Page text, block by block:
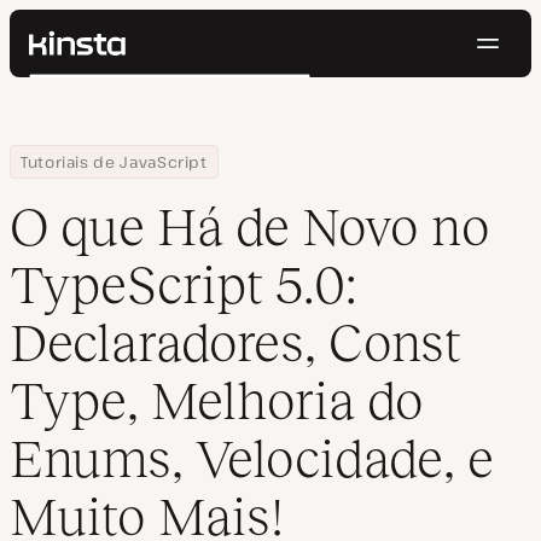
Kinsta®
Preços
Contato
Pesquisar
Home
Centro de Recursos
Blog
Tutoriais de JavaScript
O que Há de Novo no TypeScript 5.0: Declaradores, Const
O que Há de Novo no
TypeScript 5.0:
Declaradores, Const
Type, Melhoria do
Enums, Velocidade, e
Muito Mais!